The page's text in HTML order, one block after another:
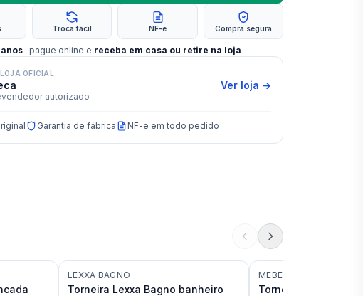
Troca fácil NF-e Compra segura
anos · pague online e receba em casa ou retire na loja
LOJA OFICIAL
autorizado
Ver loja →
Garantia de fábrica NF-e em todo pedido
LEXXA BAGNO
Torneira Lexxa Bagno banheiro
MEBER
Torneira de